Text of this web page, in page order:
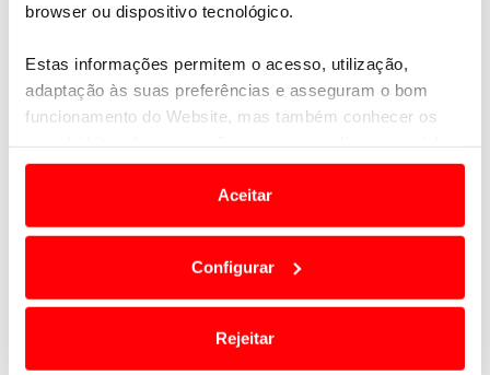
browser ou dispositivo tecnológico.
Estas informações permitem o acesso, utilização,
adaptação às suas preferências e asseguram o bom
funcionamento do Website, mas também conhecer os
e anúncios de modo a promover produtos e/ou serviços.
Em alguns casos, a utilização destas tecnologias
termos e a todo o tempo as suas preferências e limitando
o acesso a informações durante a navegação no
Aceitar
Configurar
Rejeitar